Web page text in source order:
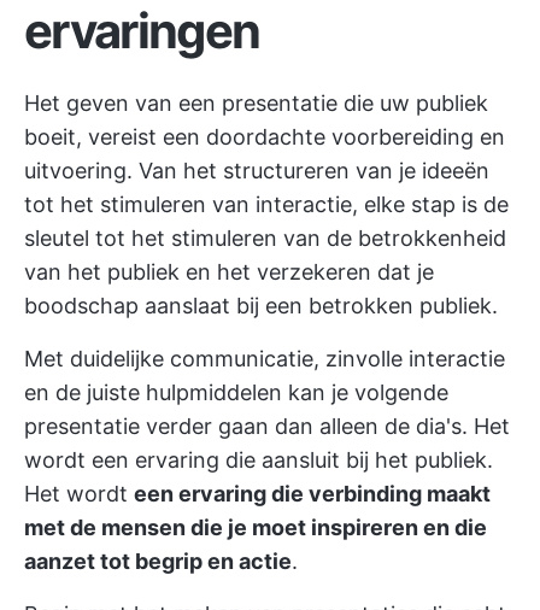
ervaringen
Het geven van een presentatie die uw publiek
boeit, vereist een doordachte voorbereiding en
uitvoering. Van het structureren van je ideeën
tot het stimuleren van interactie, elke stap is de
sleutel tot het stimuleren van de betrokkenheid
van het publiek en het verzekeren dat je
boodschap aanslaat bij een betrokken publiek.
Met duidelijke communicatie, zinvolle interactie
en de juiste hulpmiddelen kan je volgende
presentatie verder gaan dan alleen de dia's. Het
wordt een ervaring die aansluit bij het publiek.
Het wordt een ervaring die verbinding maakt
met de mensen die je moet inspireren en die
aanzet tot begrip en actie.